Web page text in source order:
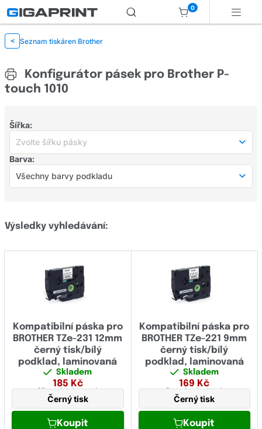
0
< Seznam tiskáren Brother
Konfigurátor pásek pro Brother P-
touch 1010
Šířka:
Zvolte šířku pásky
Zvolte šířku pásky
šířka 6 mm(21)
šířka 12 mm(83)
šířka 16 mm(1)
šířka 18 mm(43)
šířka 24 mm(37)
šířka 36 mm (19)
šířka 38 mm(1)
Barva:
Všechny barvy podkladu
Bílá (71)
Červená(12)
Modrá (18)
Stříbrná(8)
Zelená(11)
Žlutá (37)
Průhledný(36)
Aluminium(0)
Výsledky vyhledávání:
Kompatibilní páska pro
BROTHER TZe-231 12mm
černý tisk/bílý
podklad, laminovaná
Skladem
185 Kč
12 mmlaminovaná
Černý tisk
Koupit
Kompatibilní páska pro
BROTHER TZe-221 9mm
černý tisk/bílý
podklad, laminovaná
Skladem
169 Kč
9 mmlaminovaná
Černý tisk
Koupit